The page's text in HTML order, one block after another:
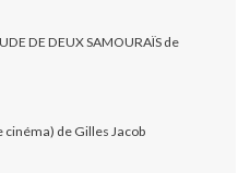
DE DEUX SAMOURAÏS de
cinéma) de Gilles Jacob